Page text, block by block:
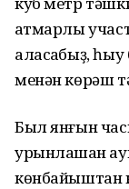
ҡатмарлы
аласаҡбыҙ,
менән көрәш
Был янғын
урынлашҡан
көнбайыштан